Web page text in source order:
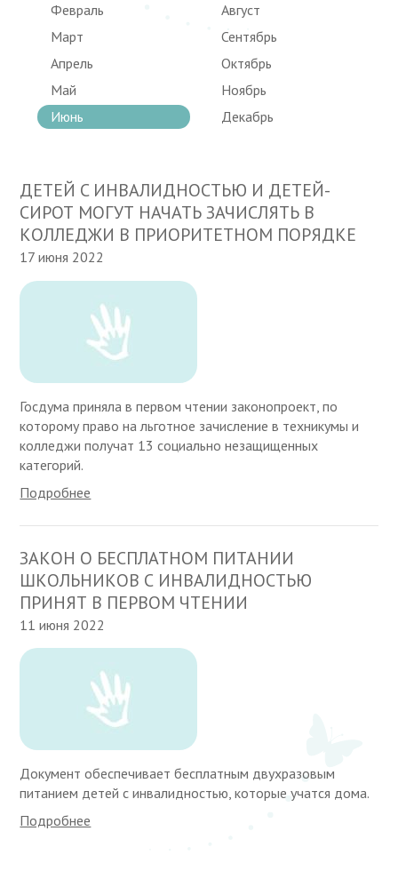
Февраль
Март
Апрель
Май
Июнь
Август
Сентябрь
Октябрь
Ноябрь
Декабрь
ДЕТЕЙ C ИНВАЛИДНОСТЬЮ И ДЕТЕЙ-
СИРОТ МОГУТ НАЧАТЬ ЗАЧИСЛЯТЬ В
КОЛЛЕДЖИ В ПРИОРИТЕТНОМ ПОРЯДКЕ
17 июня 2022
Госдума приняла в первом чтении законопроект, по
которому право на льготное зачисление в техникумы и
колледжи получат 13 социально незащищенных
категорий.
Подробнее
ЗАКОН О БЕСПЛАТНОМ ПИТАНИИ
ШКОЛЬНИКОВ С ИНВАЛИДНОСТЬЮ
ПРИНЯТ В ПЕРВОМ ЧТЕНИИ
11 июня 2022
Документ обеспечивает бесплатным двухразовым
питанием детей с инвалидностью, которые учатся дома.
Подробнее